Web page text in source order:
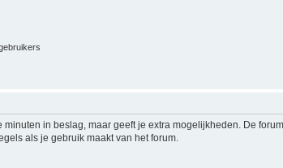
in beslag, maar geeft je extra mogelijkheden. De
als je gebruik maakt van het forum.